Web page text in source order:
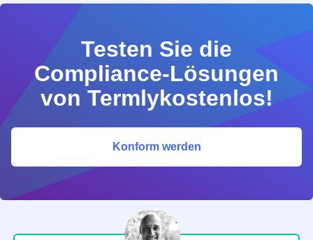
Testen Sie die
Compliance-Lösungen
von Termlykostenlos!
Konform werden